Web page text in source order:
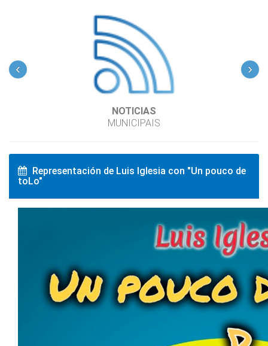
NOTICIAS
MUNICIPAIS
‹ ›
Representación de Luis Iglesia con "Un pouco de
toLo"